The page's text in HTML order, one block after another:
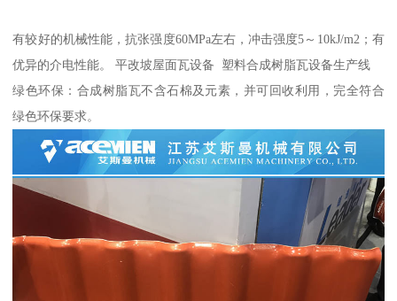
有较好的机械性能，抗张强度60MPa左右，冲击强度5～10kJ/m2；有
优异的介电性能。 平改坡屋面瓦设备 塑料合成树脂瓦设备生产线
绿色环保：合成树脂瓦不含石棉及元素，并可回收利用，完全符合
绿色环保要求。